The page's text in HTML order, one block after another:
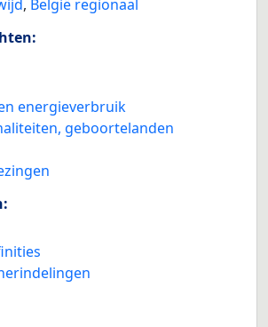
, België regionaal
energieverbruik
geboortelanden